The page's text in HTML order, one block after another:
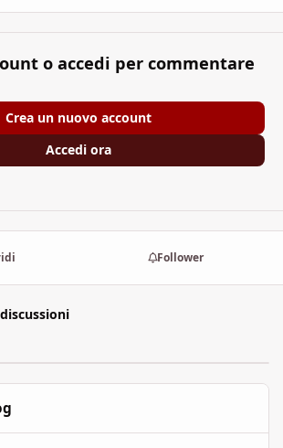
o accedi per commentare
Crea un nuovo account
Accedi ora
Follower